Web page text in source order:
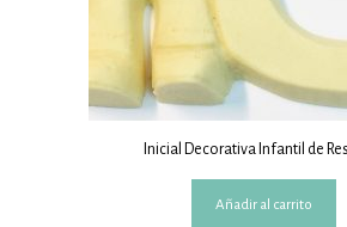
Inicial Decorativa Infantil de
Añadir al carrito